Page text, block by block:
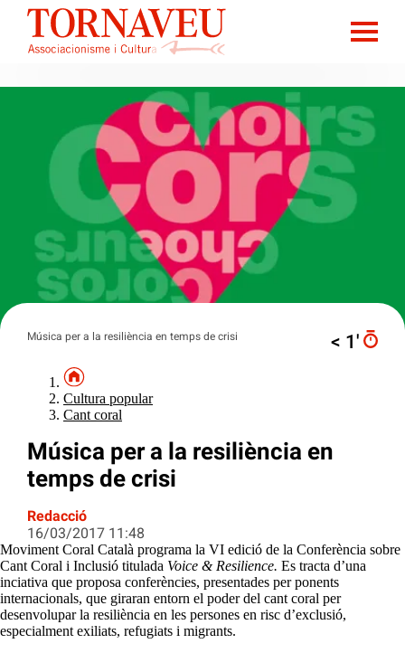
Música per a la resiliència en temps de crisi < 1′
Cultura popular
Cant coral
Música per a la resiliència en
temps de crisi
Redacció
16/03/2017 11:48
Moviment Coral Català programa la VI edició de la Conferència sobre
Cant Coral i Inclusió titulada Voice & Resilience. Es tracta d’una
inciativa que proposa conferències, presentades per ponents
internacionals, que giraran entorn el poder del cant coral per
desenvolupar la resiliència en les persones en risc d’exclusió,
especialment exiliats, refugiats i migrants.